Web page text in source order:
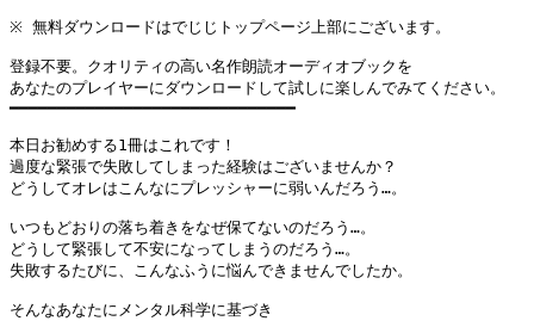
※ 無料ダウンロードはでじじトップページ上部にございます。
登録不要。クオリティの高い名作朗読オーディオブックを
あなたのプレイヤーにダウンロードして試しに楽しんでみてください。
━━━━━━━━━━━━━━━━━━━━━━━━━━━━━━
本日お勧めする1冊はこれです！
過度な緊張で失敗してしまった経験はございませんか？
どうしてオレはこんなにプレッシャーに弱いんだろう…。
いつもどおりの落ち着きをなぜ保てないのだろう…。
どうして緊張して不安になってしまうのだろう…。
失敗するたびに、こんなふうに悩んできませんでしたか。
そんなあなたにメンタル科学に基づき